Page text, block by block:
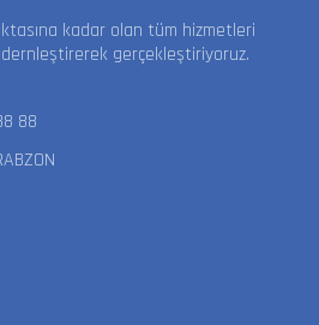
kadar olan tüm hizmetleri
gerçekleştiriyoruz.
88